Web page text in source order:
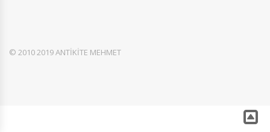
© 2010 2019 ANTİKİTE MEHMET